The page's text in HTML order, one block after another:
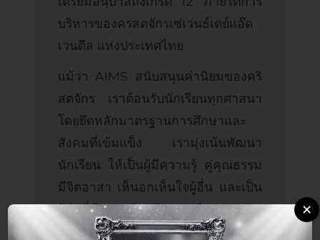
บริหารของครสตจักรเซ่เว่นธ์เดย์แอ๊ด
เวนตีส แห่งประเทศไทย
แม้ว่า AIMS สนับสนุนค่านิยมของคริ
สตจักร เราต้อนรับนักเรียนทุกศาสนา
โดยยึดหลักมาตรฐานการศึกษาและ
สังคมที่เข้มแข็ง เรามุ่งเน้นพัฒนา
นักเรียน ให้เป็นผู้มีความรู้ คู่คุณธรรม
มีจิตอาสา เห็นอกเห็นใจผู้อื่น และเป็น
ผู้นำที่มีความคิดสร้างสรรค์และ
วิพากษ์
×